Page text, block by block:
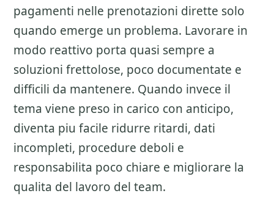
pagamenti nelle prenotazioni dirette solo
quando emerge un problema. Lavorare in
modo reattivo porta quasi sempre a
soluzioni frettolose, poco documentate e
difficili da mantenere. Quando invece il
tema viene preso in carico con anticipo,
diventa piu facile ridurre ritardi, dati
incompleti, procedure deboli e
responsabilita poco chiare e migliorare la
qualita del lavoro del team.